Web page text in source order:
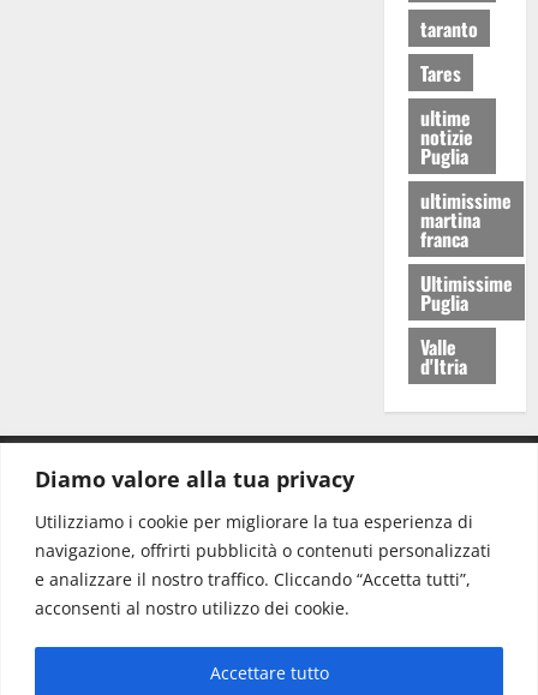
Diamo valore alla tua privacy
Utilizziamo i cookie per migliorare la tua esperienza di
navigazione, offrirti pubblicità o contenuti personalizzati
e analizzare il nostro traffico. Cliccando “Accetta tutti”,
acconsenti al nostro utilizzo dei cookie.
Accettare tutto
taranto
Tares
ultime
notizie
Puglia
ultimissime
martina
franca
Ultimissime
Puglia
Valle
d'Itria
Redazione: redazione@www.martinasera.it
Direttore:direttore@www.martinasera.it
Info & Commerciale:info@www.martinasera.it